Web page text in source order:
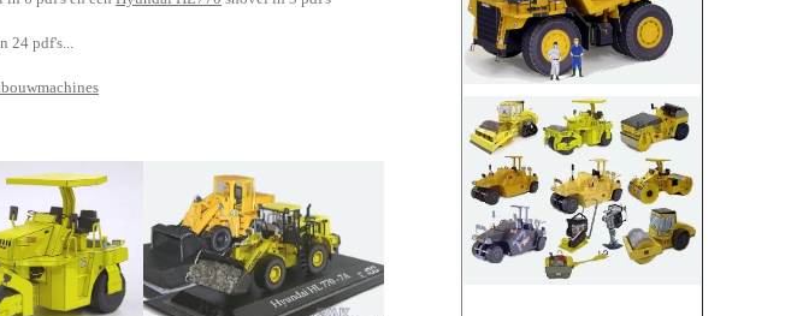
24 pdf's...